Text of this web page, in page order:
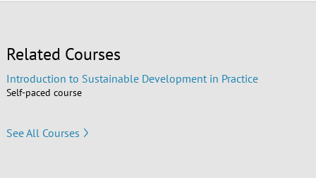
Related Courses
Introduction to Sustainable Development in Practice
Self-paced course
See All Courses